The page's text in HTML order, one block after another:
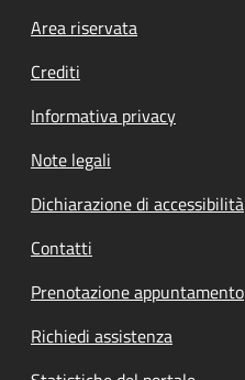
Footer menu
Area riservata
Crediti
Informativa privacy
Note legali
Dichiarazione di accessibilità
Contatti
Prenotazione appuntamento
Richiedi assistenza